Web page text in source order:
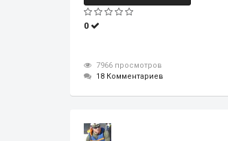
0
7966 просмотров
18 Комментариев